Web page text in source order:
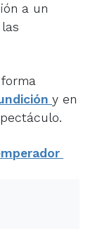
a un
y en